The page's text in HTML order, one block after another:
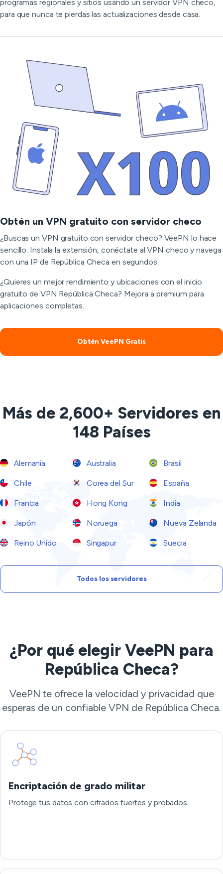
programas regionales y sitios usando un servidor VPN checo,
para que nunca te pierdas las actualizaciones desde casa.
Obtén un VPN gratuito con servidor checo
¿Buscas un VPN gratuito con servidor checo? VeePN lo hace
sencillo. Instala la extensión, conéctate al VPN checo y navega
con una IP de República Checa en segundos.
¿Quieres un mejor rendimiento y ubicaciones con el inicio
gratuito de VPN República Checa? Mejora a premium para
aplicaciones completas.
Obtén VeePN Gratis
Más de 2,600+ Servidores en
148 Países
Alemania Australia Brasil
Chile Corea del Sur España
Francia Hong Kong India
Japón Noruega Nueva Zelanda
Reino Unido Singapur Suecia
Todos los servidores
¿Por qué elegir VeePN para
República Checa?
VeePN te ofrece la velocidad y privacidad que
esperas de un confiable VPN de República Checa.
Encriptación de grado militar
Protege tus datos con cifrados fuertes y probados.